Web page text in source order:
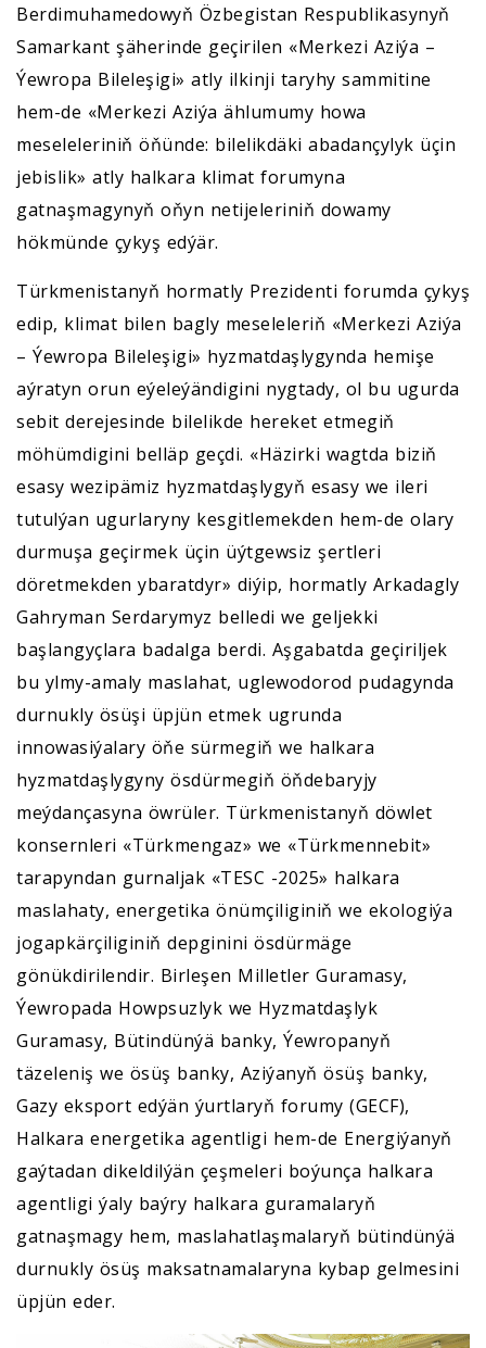
Berdimuhamedowyň Özbegistan Respublikasynyň
Samarkant şäherinde geçirilen «Merkezi Aziýa –
Ýewropa Bileleşigi» atly ilkinji taryhy sammitine
hem-de «Merkezi Aziýa ählumumy howa
meseleleriniň öňünde: bilelikdäki abadançylyk üçin
jebislik» atly halkara klimat forumyna
gatnaşmagynyň oňyn netijeleriniň dowamy
hökmünde çykyş edýär.
Türkmenistanyň hormatly Prezidenti forumda çykyş
edip, klimat bilen bagly meseleleriň «Merkezi Aziýa
– Ýewropa Bileleşigi» hyzmatdaşlygynda hemişe
aýratyn orun eýeleýändigini nygtady, ol bu ugurda
sebit derejesinde bilelikde hereket etmegiň
möhümdigini belläp geçdi. «Häzirki wagtda biziň
esasy wezipämiz hyzmatdaşlygyň esasy we ileri
tutulýan ugurlaryny kesgitlemekden hem-de olary
durmuşa geçirmek üçin üýtgewsiz şertleri
döretmekden ybaratdyr» diýip, hormatly Arkadagly
Gahryman Serdarymyz belledi we geljekki
başlangyçlara badalga berdi. Aşgabatda geçiriljek
bu ylmy-amaly maslahat, uglewodorod pudagynda
durnukly ösüşi üpjün etmek ugrunda
innowasiýalary öňe sürmegiň we halkara
hyzmatdaşlygyny ösdürmegiň öňdebaryjy
meýdançasyna öwrüler. Türkmenistanyň döwlet
konsernleri «Türkmengaz» we «Türkmennebit»
tarapyndan gurnaljak «TESC -2025» halkara
maslahaty, energetika önümçiliginiň we ekologiýa
jogapkärçiliginiň depginini ösdürmäge
gönükdirilendir. Birleşen Milletler Guramasy,
Ýewropada Howpsuzlyk we Hyzmatdaşlyk
Guramasy, Bütindünýä banky, Ýewropanyň
täzeleniş we ösüş banky, Aziýanyň ösüş banky,
Gazy eksport edýän ýurtlaryň forumy (GECF),
Halkara energetika agentligi hem-de Energiýanyň
gaýtadan dikeldilýän çeşmeleri boýunça halkara
agentligi ýaly baýry halkara guramalaryň
gatnaşmagy hem, maslahatlaşmalaryň bütindünýä
durnukly ösüş maksatnamalaryna kybap gelmesini
üpjün eder.